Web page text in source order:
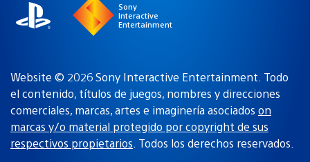
Sony
Interactive
Entertainment
Website © 2026 Sony Interactive Entertainment. Todo
el contenido, títulos de juegos, nombres y direcciones
comerciales, marcas, artes e imaginería asociados on
marcas y/o material protegido por copyright de sus
respectivos propietarios. Todos los derechos reservados.